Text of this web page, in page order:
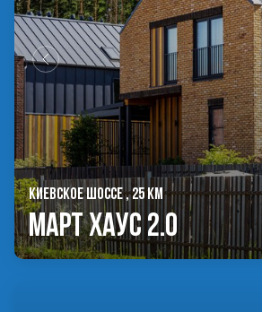
КИЕВСКОЕ ШОССЕ , 25 КМ
Март Хаус 2.0